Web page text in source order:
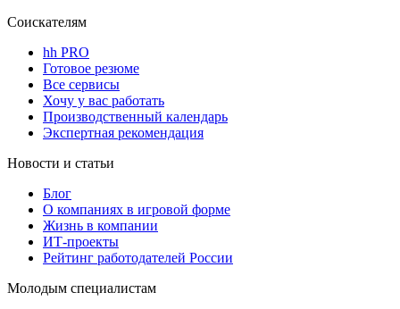
Соискателям
hh PRO
Готовое резюме
Все сервисы
Хочу у вас работать
Производственный календарь
Экспертная рекомендация
Новости и статьи
Блог
О компаниях в игровой форме
Жизнь в компании
ИТ-проекты
Рейтинг работодателей России
Молодым специалистам